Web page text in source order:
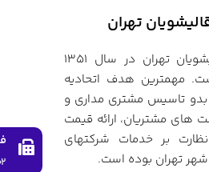
تهران
اتحادیه صنف قالیشویان تهران در سال ۱۳۵۱
مهمترین هدف اتحادیه
بدو تاسیس مشتری مداری و
های مشتریان، ارائه قیمت
بر خدمات شرکتهای
تهران بوده است.